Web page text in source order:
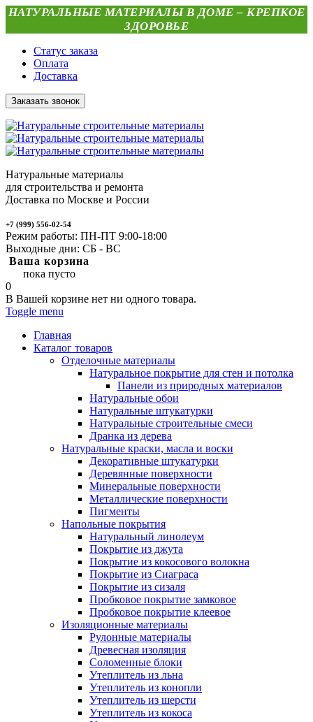
НАТУРАЛЬНЫЕ МАТЕРИАЛЫ В ДОМЕ – КРЕПКОЕ
ЗДОРОВЬЕ
Статус заказа
Оплата
Доставка
Заказать звонок
Натуральные материалы
для строительства и ремонта
Доставка по Москве и России
+7 (999) 556-02-54
Режим работы: ПН-ПТ 9:00-18:00
Выходные дни: СБ - ВС
Ваша корзина
пока пусто
0
В Вашей корзине нет ни одного товара.
Toggle menu
Главная
Каталог товаров
Отделочные материалы
Натуральное покрытие для стен и потолка
Панели из природных материалов
Натуральные обои
Натуральные штукатурки
Натуральные строительные смеси
Дранка из дерева
Натуральные краски, масла и воски
Декоративные штукатурки
Деревянные поверхности
Минеральные поверхности
Металлические поверхности
Пигменты
Напольные покрытия
Натуральный линолеум
Покрытие из джута
Покрытие из кокосового волокна
Покрытие из Сиаграса
Покрытие из сизаля
Пробковое покрытие замковое
Пробковое покрытие клеевое
Изоляционные материалы
Рулонные материалы
Древесная изоляция
Соломенные блоки
Утеплитель из льна
Утеплитель из конопли
Утеплитель из шерсти
Утеплитель из кокоса